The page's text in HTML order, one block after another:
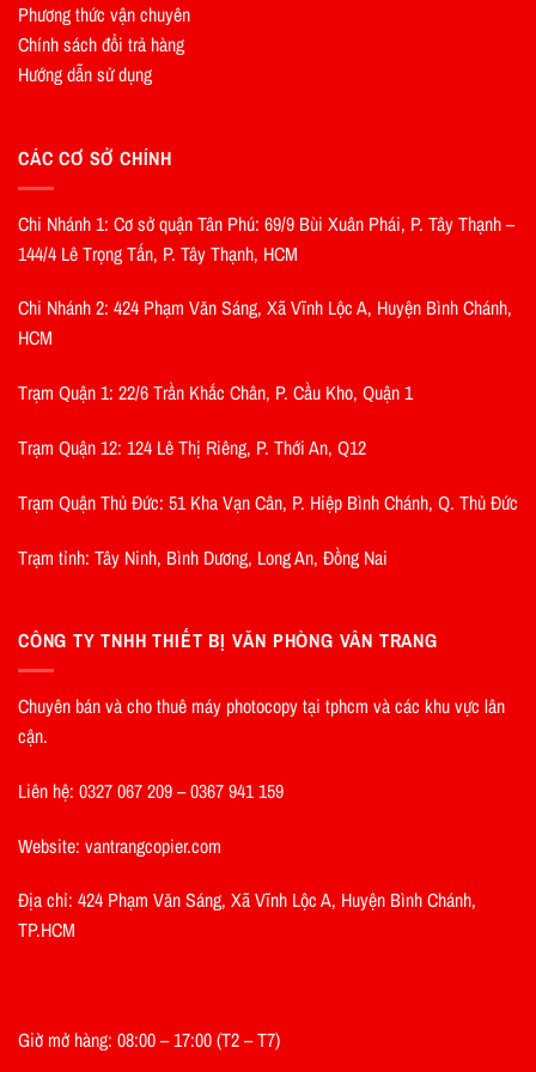
Phương thức vận chuyên
Chính sách đổi trả hàng
Hướng dẫn sử dụng
CÁC CƠ SỞ CHÍNH
Chi Nhánh 1: Cơ sở quận Tân Phú: 69/9 Bùi Xuân Phái, P. Tây Thạnh –
144/4 Lê Trọng Tấn, P. Tây Thạnh, HCM
Chi Nhánh 2: 424 Phạm Văn Sáng, Xã Vĩnh Lộc A, Huyện Bình Chánh,
HCM
Trạm Quận 1: 22/6 Trần Khắc Chân, P. Cầu Kho, Quận 1
Trạm Quận 12: 124 Lê Thị Riêng, P. Thới An, Q12
Trạm Quận Thủ Đức: 51 Kha Vạn Cân, P. Hiệp Bình Chánh, Q. Thủ Đức
Trạm tỉnh: Tây Ninh, Bình Dương, Long An, Đồng Nai
CÔNG TY TNHH THIẾT BỊ VĂN PHÒNG VÂN TRANG
Chuyên bán và cho thuê máy photocopy tại tphcm và các khu vực lân
cận.
Liên hệ: 0327 067 209 – 0367 941 159
Website: vantrangcopier.com
Địa chỉ: 424 Phạm Văn Sáng, Xã Vĩnh Lộc A, Huyện Bình Chánh,
TP.HCM
Giờ mở hàng: 08:00 – 17:00 (T2 – T7)